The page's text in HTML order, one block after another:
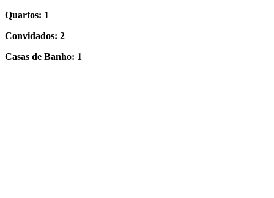
Quartos: 1
Convidados: 2
Casas de Banho: 1